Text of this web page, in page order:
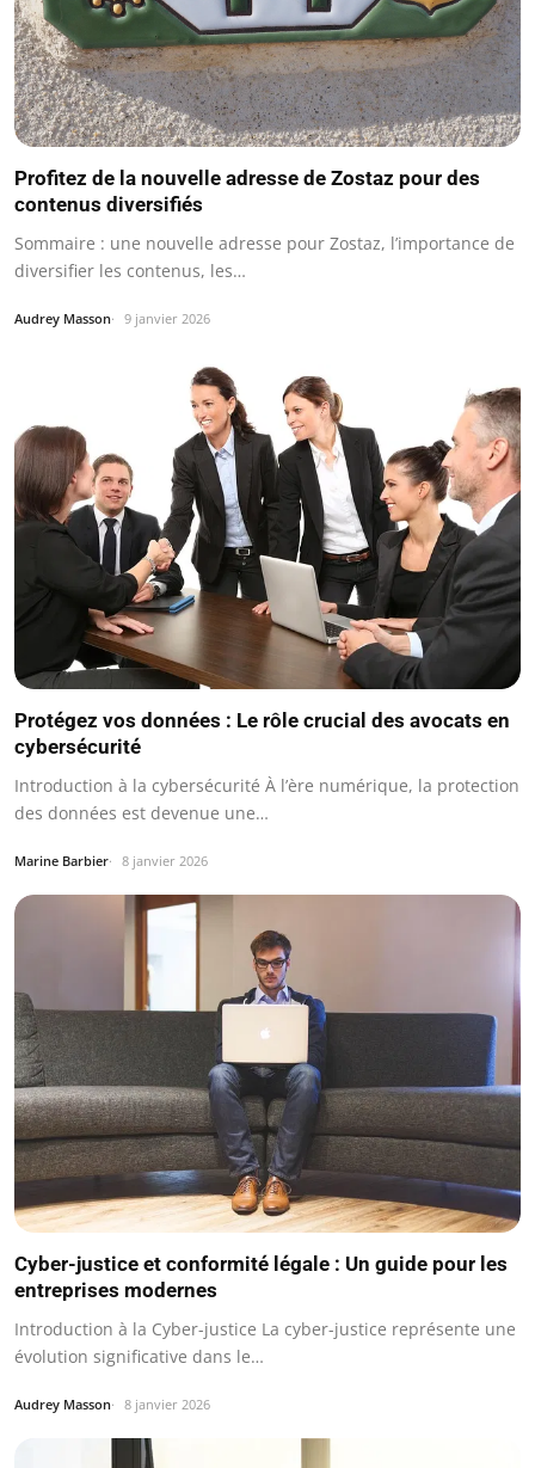
Profitez de la nouvelle adresse de Zostaz pour des
contenus diversifiés
Sommaire : une nouvelle adresse pour Zostaz, l’importance de
diversifier les contenus, les…
Audrey Masson 9 janvier 2026
Protégez vos données : Le rôle crucial des avocats en
cybersécurité
Introduction à la cybersécurité À l’ère numérique, la protection
des données est devenue une…
Marine Barbier 8 janvier 2026
Cyber-justice et conformité légale : Un guide pour les
entreprises modernes
Introduction à la Cyber-justice La cyber-justice représente une
évolution significative dans le…
Audrey Masson 8 janvier 2026